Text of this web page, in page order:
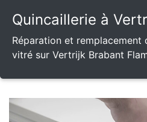
Quincaillerie à
Réparation et remplacement
vitré sur Vertrijk Brabant